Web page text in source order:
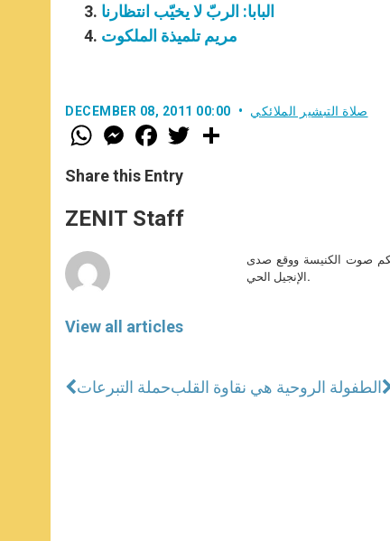
البابا: الربّ لا يخيّب انتظارنا
مريم تلميذة الملكوت
DECEMBER 08, 2011 00:00 صلاة التبشير الملائكي
W
h
t
s
p
p
M
e
s
e
g
e
F
a
e
b
o
k
w
Share this Entry
ZENIT Staff
View all articles
صوت الكنيسة ووقع صدى
الإنجيل الحي.
حملة التبرعاتالطفولة الروحية هي نقاوة القلب